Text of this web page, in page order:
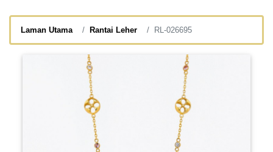
Laman Utama Rantai Leher RL-026695